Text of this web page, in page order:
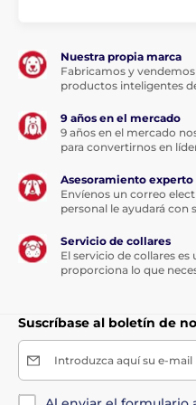
está literalmente bajo su
una reacción rápida es
en situaciones
La cinta
flexibilidad
Nuestra propia marca
Fabricamos y
productos inteligentes
9 años en el mercado
9 años en el mercado
para convertirnos en
Asesoramiento experto
Envíenos un correo
personal le ayudará con
Servicio de collares
El servicio de collares
proporciona lo que
Suscríbase al boletín de
Introduzca aquí su e-mail